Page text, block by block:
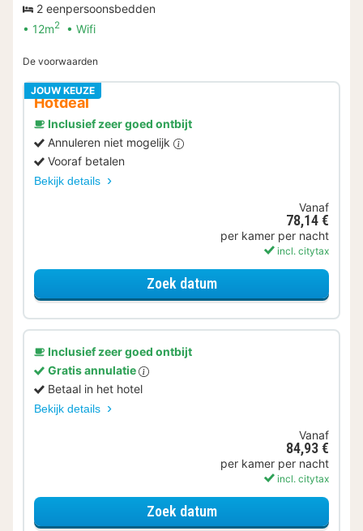
2 eenpersoonsbedden
12m2 Wifi
De voorwaarden
JOUW KEUZE
Hotdeal
Inclusief zeer goed ontbijt
Annuleren niet mogelijk
Vooraf betalen
Bekijk details
Vanaf
78,14 €
per kamer per nacht
incl. citytax
Zoek datumvoor Standaard Kamer
Inclusief zeer goed ontbijt
Gratis annulatie
Betaal in het hotel
Bekijk details
Vanaf
84,93 €
per kamer per nacht
incl. citytax
Zoek datumvoor Standaard Kamer